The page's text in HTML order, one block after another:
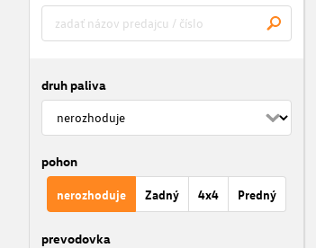
druh paliva
pohon
nerozhoduje Zadný 4x4 Predný
prevodovka